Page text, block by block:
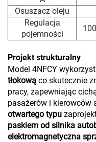
Osuszacz oleju
Regulacja
pojemności
Projekt strukturalny
Model 4NFCY
tłokową co skutecznie
pracy, zapewniając
pasażerów i kierowców
otwartego typu
paskiem od silnika
elektromagnetyczna